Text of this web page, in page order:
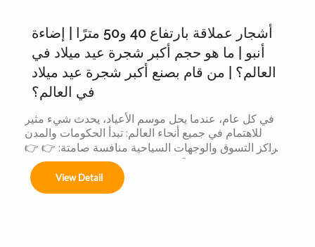
Árboles de 4m a 50m en espacios interiores y
exteriores.
municipales.
Festivales navideños, parques temáticos y
activaciones de marca.
أشجار عملاقة بارتفاع 40 و50 مترًا | إضاءة
أنبو | ما هو حجم أكبر شجرة عيد ميلاد في
العالم؟ | من قام بصنع أكبر شجرة عيد ميلاد
في العالم؟
في كل عام، عندما يحل موسم الأعياد، يحدث شيء مثير
للاهتمام في جميع أنحاء العالم: تبدأ الحكومات والمدن
ومراكز التسوق والوجهات السياحية منافسة صامتة: 👉 👉
لأن الشجرة الأكبر حجماً: يجذب المزيد من الزوار يُحدث ذلك
تأثيراً أكبر على وسائل التواصل الاجتماعي يتم إنتاج قيمة
تجارية أكبر عندما تتنافس الدول... يشارك المصنعون أيضاً.
View Detail